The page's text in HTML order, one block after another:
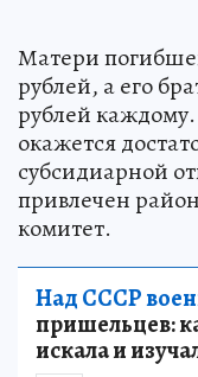
Матери
рублей, а его
рублей
окажется
субсидиарной
привлечен
комитет.
Над СССР
пришельцев:
искала и